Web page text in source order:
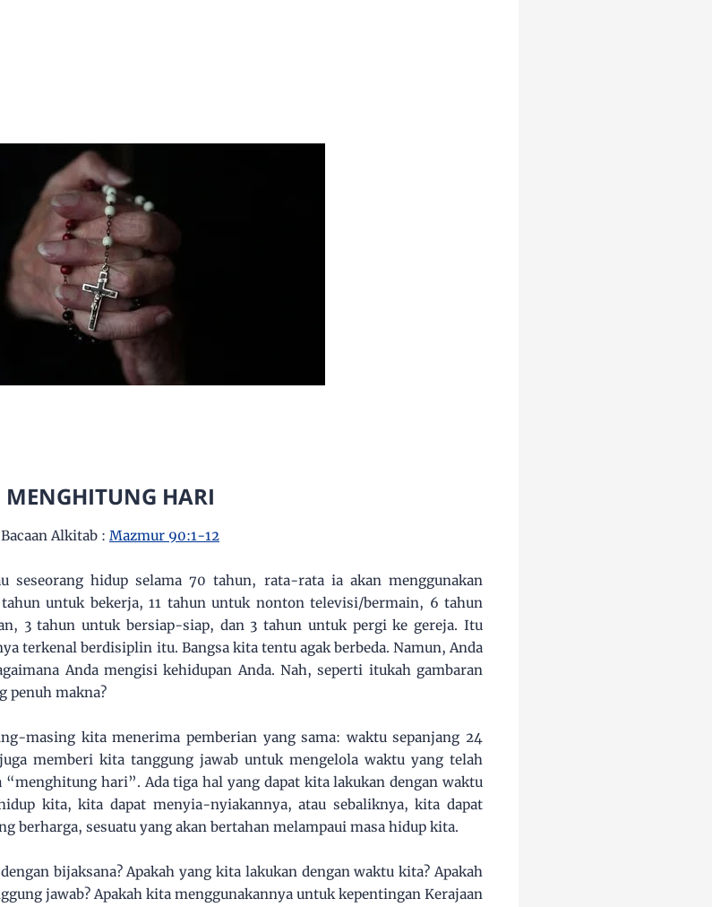
MENGHITUNG HARI
Bacaan Alkitab : Mazmur 90:1-12
seseorang hidup selama 70 tahun, rata-rata ia akan menggunakan
untuk bekerja, 11 tahun untuk nonton televisi/bermain, 6 tahun
3 tahun untuk bersiap-siap, dan 3 tahun untuk pergi ke gereja. Itu
terkenal berdisiplin itu. Bangsa kita tentu agak berbeda. Namun, Anda
Anda mengisi kehidupan Anda. Nah, seperti itukah gambaran
penuh makna?
masing kita menerima pemberian yang sama: waktu sepanjang 24
memberi kita tanggung jawab untuk mengelola waktu yang telah
hari”. Ada tiga hal yang dapat kita lakukan dengan waktu
kita, kita dapat menyia-nyiakannya, atau sebaliknya, kita dapat
berharga, sesuatu yang akan bertahan melampaui masa hidup kita.
bijaksana? Apakah yang kita lakukan dengan waktu kita? Apakah
jawab? Apakah kita menggunakannya untuk kepentingan Kerajaan